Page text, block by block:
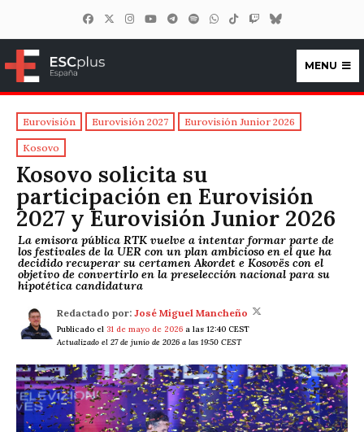
ESCplus España
MENU
Eurovisión Eurovisión 2027 Eurovisión Junior 2026
Kosovo
Kosovo solicita su
participación en Eurovisión
2027 y Eurovisión Junior 2026
La emisora pública RTK vuelve a intentar formar parte de
los festivales de la UER con un plan ambicioso en el que ha
decidido recuperar su certamen Akordet e Kosovës con el
objetivo de convertirlo en la preselección nacional para su
hipotética candidatura
Redactado por: José Miguel Mancheño
Publicado el 31 de mayo de 2026 a las 12:40 CEST
Actualizado el 27 de junio de 2026 a las 19:50 CEST